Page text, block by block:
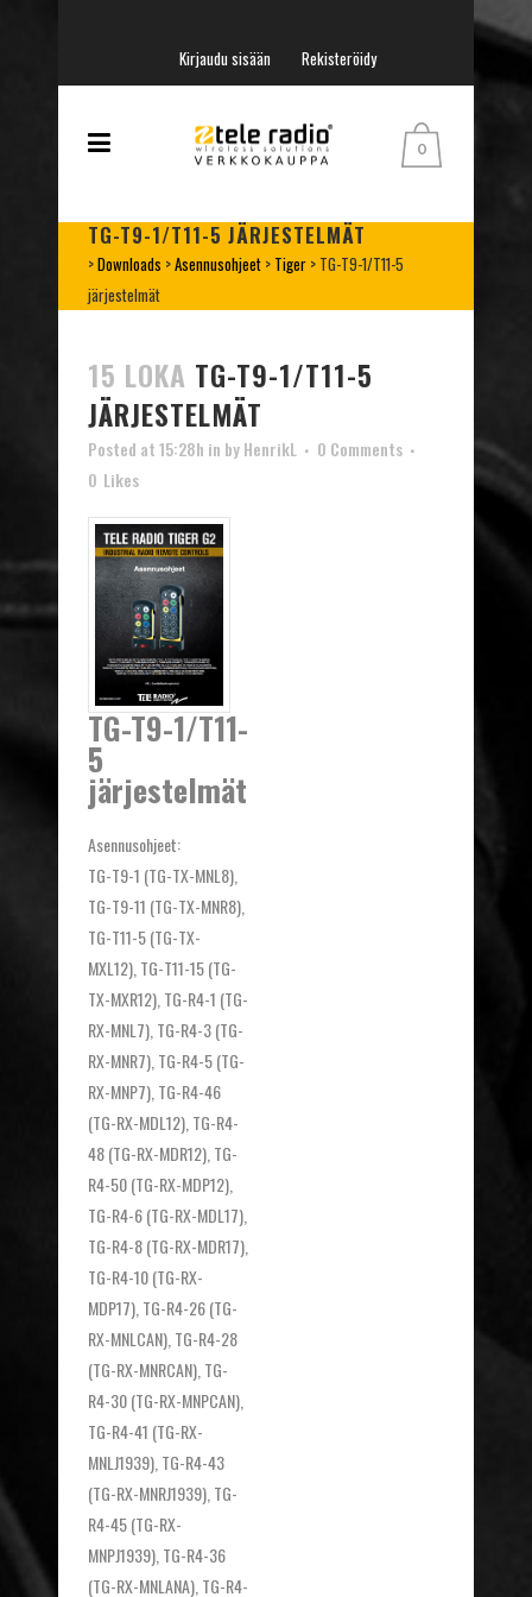
Kirjaudu sisään Rekisteröidy
0
TG-T9-1/T11-5 JÄRJESTELMÄT
>Downloads >Asennusohjeet > Tiger > TG-T9-1/T11-5
järjestelmät
15 LOKA TG-T9-1/T11-5
JÄRJESTELMÄT
Posted at 15:28h in byHenrikL
0 Comments
0 Likes
TG-T9-1/T11-
5
järjestelmät
Asennusohjeet:
TG-T9-1 (TG-TX-MNL8),
TG-T9-11 (TG-TX-MNR8),
TG-T11-5 (TG-TX-
MXL12), TG-T11-15 (TG-
TX-MXR12), TG-R4-1 (TG-
RX-MNL7), TG-R4-3 (TG-
RX-MNR7), TG-R4-5 (TG-
RX-MNP7), TG-R4-46
(TG-RX-MDL12), TG-R4-
48 (TG-RX-MDR12), TG-
R4-50 (TG-RX-MDP12),
TG-R4-6 (TG-RX-MDL17),
TG-R4-8 (TG-RX-MDR17),
TG-R4-10 (TG-RX-
MDP17), TG-R4-26 (TG-
RX-MNLCAN), TG-R4-28
(TG-RX-MNRCAN), TG-
R4-30 (TG-RX-MNPCAN),
TG-R4-41 (TG-RX-
MNLJ1939), TG-R4-43
(TG-RX-MNRJ1939), TG-
R4-45 (TG-RX-
MNPJ1939), TG-R4-36
(TG-RX-MNLANA), TG-R4-